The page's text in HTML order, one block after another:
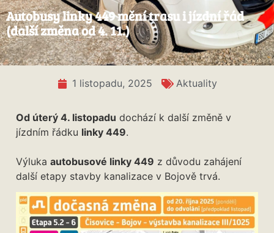
Autobusy linky 449 mění trasu i jízdní řád
(další změna od 4. 11.)
1 listopadu, 2025 Aktuality
Od úterý 4. listopadu dochází k další změně v
jízdním řádku linky 449.
Výluka autobusové linky 449 z důvodu zahájení
další etapy stavby kanalizace v Bojově trvá.